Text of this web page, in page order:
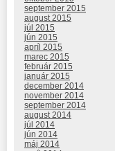
september 2015
august 2015
júl 2015
jún 2015
apríl 2015
marec 2015
február 2015
január 2015
december 2014
november 2014
september 2014
august 2014
júl 2014
jún 2014
máj 2014